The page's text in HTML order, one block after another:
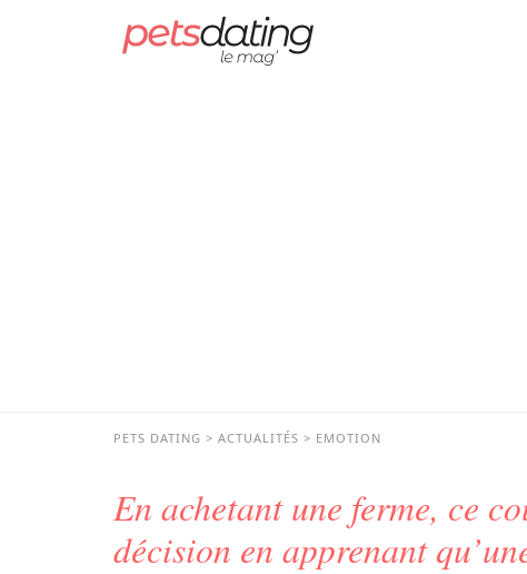
PETS DATING ACTUALITÉS EMOTION
En achetant une ferme, ce
décision en apprenant